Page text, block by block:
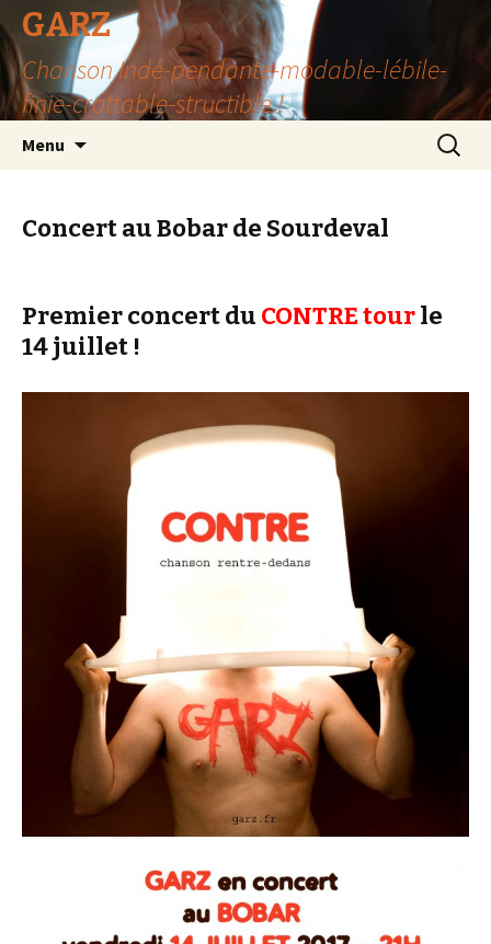
GARZ
Chanson Indé-pendante-modable-lébile-
finie-crottable-structible !
Menu
Concert au Bobar de Sourdeval
Premier concert du CONTREtourle
14 juillet !